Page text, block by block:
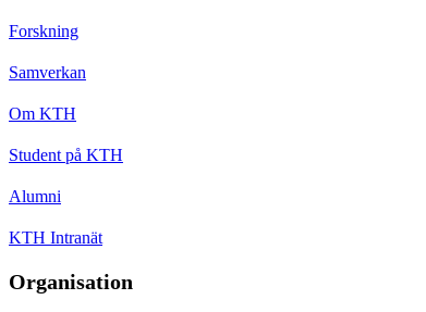
Forskning
Samverkan
Om KTH
Student på KTH
Alumni
KTH Intranät
Organisation